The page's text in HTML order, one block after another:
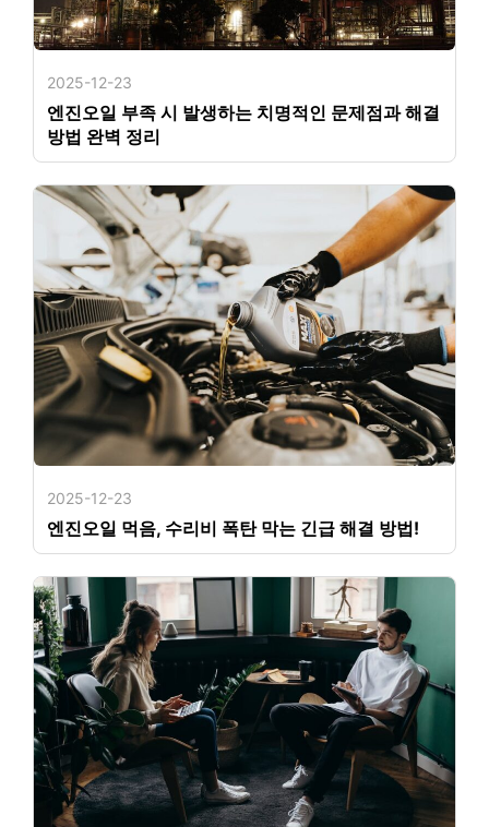
2025-12-23
엔진오일 부족 시 발생하는 치명적인 문제점과 해결
방법 완벽 정리
2025-12-23
엔진오일 먹음, 수리비 폭탄 막는 긴급 해결 방법!